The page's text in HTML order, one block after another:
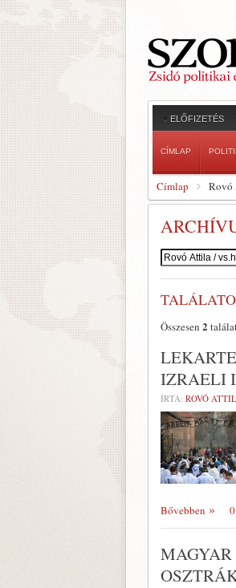
ELŐFIZETÉS
CÍMLAP
Címlap Rovó
Szerző:
Összesen 2
IZRAELI
ÍRTA: ROVÓ
Bővebben